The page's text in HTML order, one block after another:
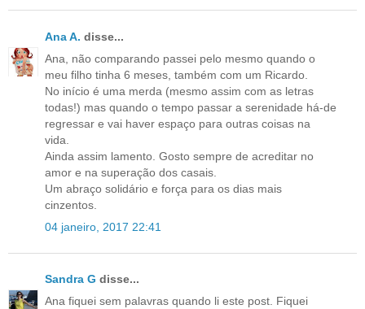
Ana A. disse...
Ana, não comparando passei pelo mesmo quando o
meu filho tinha 6 meses, também com um Ricardo.
No início é uma merda (mesmo assim com as letras
todas!) mas quando o tempo passar a serenidade há-de
regressar e vai haver espaço para outras coisas na
vida.
Ainda assim lamento. Gosto sempre de acreditar no
amor e na superação dos casais.
Um abraço solidário e força para os dias mais
cinzentos.
04 janeiro, 2017 22:41
Sandra G disse...
Ana fiquei sem palavras quando li este post. Fiquei